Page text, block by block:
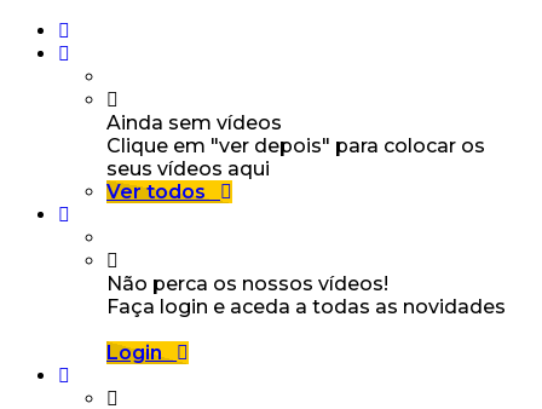
Ainda sem vídeos
Clique em "ver depois" para colocar os
seus vídeos aqui
Ver todos
Não perca os nossos vídeos!
Faça login e aceda a todas as novidades
Login